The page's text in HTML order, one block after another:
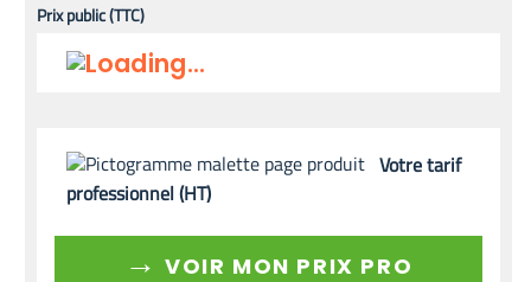
Prix public (TTC)
Votre tarif
professionnel (HT)
→ VOIR MON PRIX PRO